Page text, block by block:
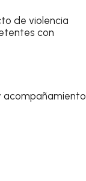
de violencia
con
acompañamiento